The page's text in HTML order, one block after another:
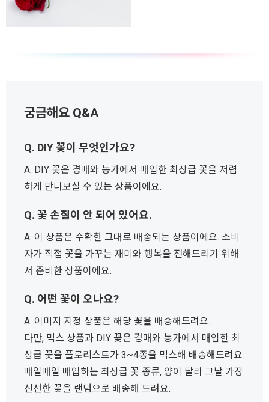
궁금해요 Q&A
Q. DIY 꽃이 무엇인가요?
A. DIY 꽃은 경매와 농가에서 매입한 최상급 꽃을 저렴
하게 만나보실 수 있는 상품이에요.
Q. 꽃 손질이 안 되어 있어요.
A. 이 상품은 수확한 그대로 배송되는 상품이에요. 소비
자가 직접 꽃을 가꾸는 재미와 행복을 전해드리기 위해
서 준비한 상품이에요.
Q. 어떤 꽃이 오나요?
A. 이미지 지정 상품은 해당 꽃을 배송해드려요.
다만, 믹스 상품과 DIY 꽃은 경매와 농가에서 매입한 최
상급 꽃을 플로리스트가 3~4종을 믹스해 배송해드려요.
매일매일 매입하는 최상급 꽃 종류, 양이 달라 그날 가장
신선한 꽃을 랜덤으로 배송해 드려요.